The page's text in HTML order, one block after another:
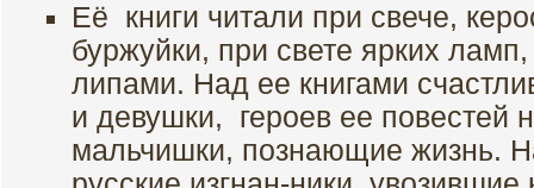
Её книги читали при свече,
буржуйки, при свете ярких
липами. Над ее книгами
и девушки, героев ее повестей
мальчишки, познающие жизнь.